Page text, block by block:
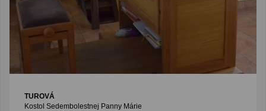
TUROVÁ
Kostol Sedembolestnej Panny Márie